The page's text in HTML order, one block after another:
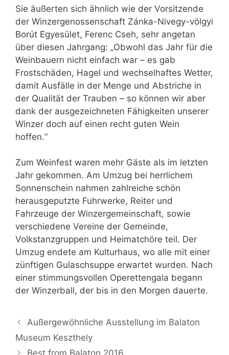
Sie äußerten sich ähnlich wie der Vorsitzende
der Winzergenossenschaft Zánka-Nivegy-völgyi
Borút Egyesület, Ferenc Cseh, sehr angetan
über diesen Jahrgang: „Obwohl das Jahr für die
Weinbauern nicht einfach war – es gab
Frostschäden, Hagel und wechselhaftes Wetter,
damit Ausfälle in der Menge und Abstriche in
der Qualität der Trauben – so können wir aber
dank der ausgezeichneten Fähigkeiten unserer
Winzer doch auf einen recht guten Wein
hoffen.“
Zum Weinfest waren mehr Gäste als im letzten
Jahr gekommen. Am Umzug bei herrlichem
Sonnenschein nahmen zahlreiche schön
herausgeputzte Fuhrwerke, Reiter und
Fahrzeuge der Winzergemeinschaft, sowie
verschiedene Vereine der Gemeinde,
Volkstanzgruppen und Heimatchöre teil. Der
Umzug endete am Kulturhaus, wo alle mit einer
zünftigen Gulaschsuppe erwartet wurden. Nach
einer stimmungsvollen Operettengala begann
der Winzerball, der bis in den Morgen dauerte.
Außergewöhnliche Ausstellung im Balaton
Museum Keszthely
Best from Balaton 2016